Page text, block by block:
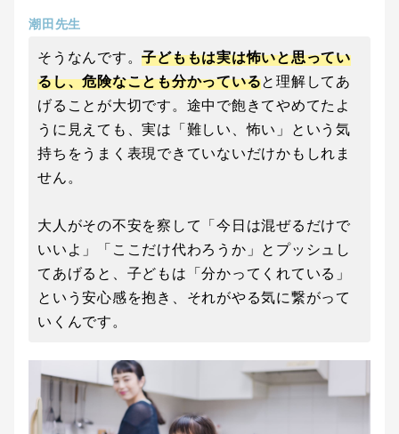
潮田先生
そうなんです。子どももは実は怖いと思ってい
るし、危険なことも分かっていると理解してあ
げることが大切です。途中で飽きてやめてたよ
うに見えても、実は「難しい、怖い」という気
持ちをうまく表現できていないだけかもしれま
せん。
大人がその不安を察して「今日は混ぜるだけで
いいよ」「ここだけ代わろうか」とプッシュし
てあげると、子どもは「分かってくれている」
という安心感を抱き、それがやる気に繋がって
いくんです。